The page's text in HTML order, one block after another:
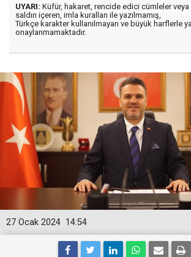
UYARI: Küfür, hakaret, rencide edici cümleler veya
saldırı içeren, imla kuralları ile yazılmamış,
Türkçe karakter kullanılmayan ve büyük harflerle
onaylanmamaktadır.
14:54
27 Ocak 2024